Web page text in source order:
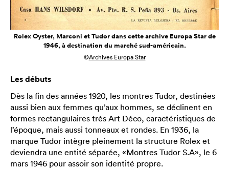
Rolex Oyster, Marconi et Tudor dans cette archive Europa Star de
1946, à destination du marché sud-américain.
©Archives Europa Star
Les débuts
Dès la fin des années 1920, les montres Tudor, destinées
aussi bien aux femmes qu’aux hommes, se déclinent en
formes rectangulaires très Art Déco, caractéristiques de
l’époque, mais aussi tonneaux et rondes. En 1936, la
marque Tudor intègre pleinement la structure Rolex et
deviendra une entité séparée, «Montres Tudor S.A», le 6
mars 1946 pour assoir son identité propre.